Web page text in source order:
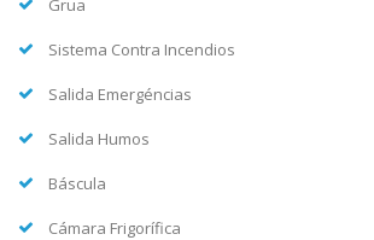
Grua
Sistema Contra Incendios
Salida Emergéncias
Salida Humos
Báscula
Cámara Frigorífica